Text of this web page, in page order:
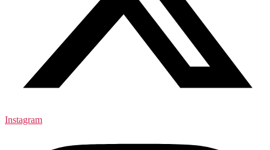
Instagram